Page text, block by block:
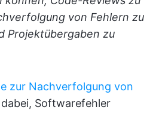
von Fehlern zu
Projektübergaben zu
zur Nachverfolgung von
Softwarefehler